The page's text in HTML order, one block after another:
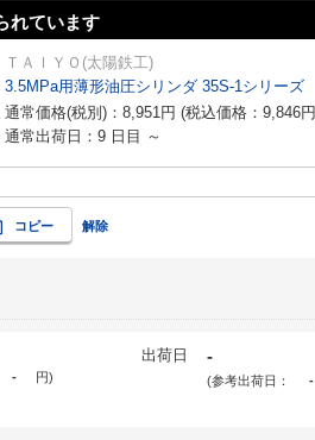
れています
ＴＡＩＹＯ(太陽鉄工)
3.5MPa用薄形油圧シリンダ 35S-1シリーズ
通常価格(税別)： 8,951円 (税込価格： 9,846円
通常出荷日：9 日目 ～
コピー 解除
- 円)
出荷日 -
(参考出荷日： -